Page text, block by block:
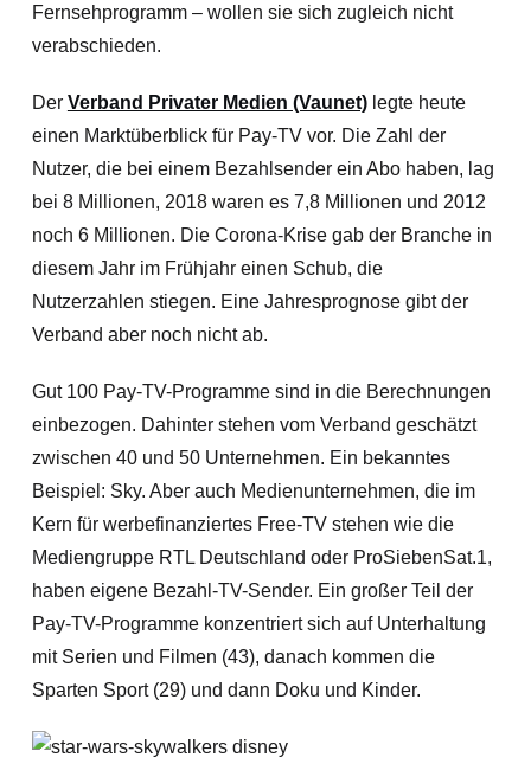
Fernsehprogramm – wollen sie sich zugleich nicht
verabschieden.
Der Verband Privater Medien (Vaunet)legte heute
einen Marktüberblick für Pay-TV vor. Die Zahl der
Nutzer, die bei einem Bezahlsender ein Abo haben, lag
bei 8 Millionen, 2018 waren es 7,8 Millionen und 2012
noch 6 Millionen. Die Corona-Krise gab der Branche in
diesem Jahr im Frühjahr einen Schub, die
Nutzerzahlen stiegen. Eine Jahresprognose gibt der
Verband aber noch nicht ab.
Gut 100 Pay-TV-Programme sind in die Berechnungen
einbezogen. Dahinter stehen vom Verband geschätzt
zwischen 40 und 50 Unternehmen. Ein bekanntes
Beispiel: Sky. Aber auch Medienunternehmen, die im
Kern für werbefinanziertes Free-TV stehen wie die
Mediengruppe RTL Deutschland oder ProSiebenSat.1,
haben eigene Bezahl-TV-Sender. Ein großer Teil der
Pay-TV-Programme konzentriert sich auf Unterhaltung
mit Serien und Filmen (43), danach kommen die
Sparten Sport (29) und dann Doku und Kinder.